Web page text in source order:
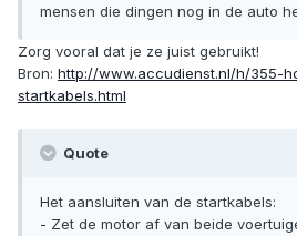
mensen die dingen nog in de auto
Zorg vooral dat je ze juist gebruikt!
Bron: http://www.accudienst.nl/h/355-
startkabels.html
Quote
Het aansluiten van de startkabels:
- Zet de motor af van beide